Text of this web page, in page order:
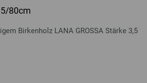
80cm
Birkenholz LANA GROSSA Stärke 3,5